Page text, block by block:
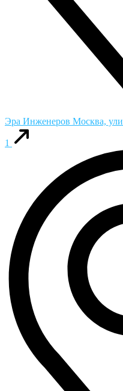
Эра Инженеров Москва,
1